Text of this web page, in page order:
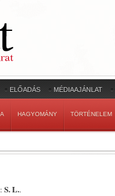
ELŐADÁS MÉDIAAJÁNLAT
HAGYOMÁNY TÖRTÉNELEM
S. L..